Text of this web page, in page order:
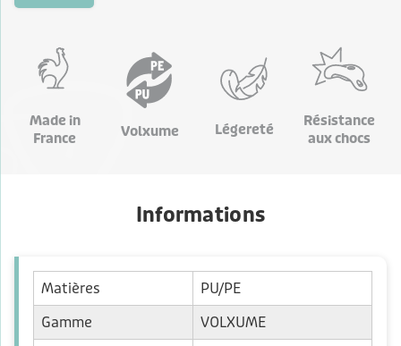
Made in
France
Volxume Légereté
Résistance
aux chocs
Informations
Matières
PU/PE
Gamme
VOLXUME